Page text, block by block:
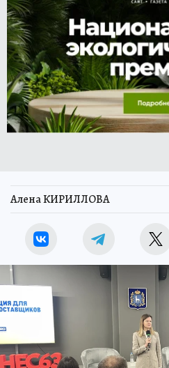
Алена КИРИЛЛОВА